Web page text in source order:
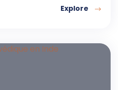
Explore